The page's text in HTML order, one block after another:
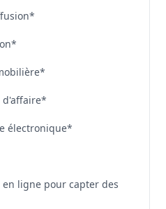
d'affaire*
électronique*
ligne pour capter des